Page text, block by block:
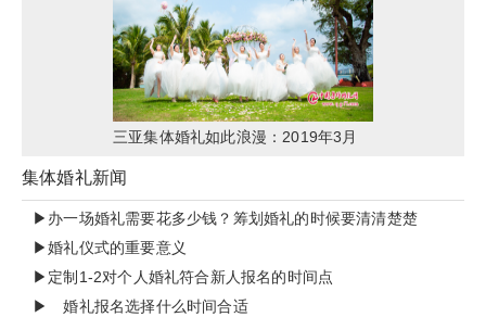
三亚集体婚礼如此浪漫：2019年3月
22日“浪漫天涯”集体婚礼分享
集体婚礼新闻
▶办一场婚礼需要花多少钱？筹划婚礼的时候要清清楚楚
▶婚礼仪式的重要意义
▶定制1-2对个人婚礼符合新人报名的时间点
▶ 婚礼报名选择什么时间合适